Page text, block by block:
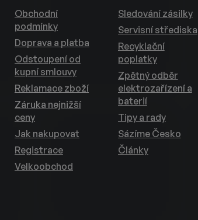
Obchodní
podmínky
Doprava a platba
Odstoupení od
kupní smlouvy
Reklamace zboží
Záruka nejnižší
ceny
Jak nakupovat
Registrace
Velkoobchod
Sledování zásilky
Servisní střediska
Recyklační
poplatky
Zpětný odběr
elektrozařízení a
baterií
Tipy a rady
Sázíme Česko
Články